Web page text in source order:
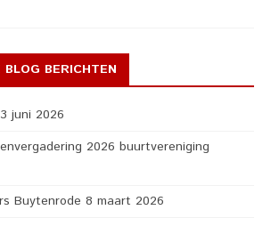
BLOG BERICHTEN
juni 2026
2026 buurtvereniging
Buytenrode 8 maart 2026